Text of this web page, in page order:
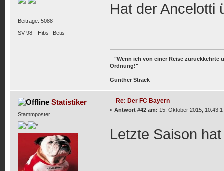
Beiträge: 5088
SV 98-- Hibs--Betis
Hat der Ancelotti
"Wenn ich von einer Reise zurückkehrte
Ordnung!"
Günther Strack
Statistiker
Stammposter
Re: Der FC Bayern
« Antwort #42 am: 15. Oktober 2015,
Letzte Saison